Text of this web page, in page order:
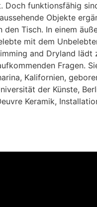
Doch funktionsfähig
Objekte
Tisch. In einem
mit dem
and Dryland lädt
Fragen.
Kalifornien,
der Künste,
Keramik,